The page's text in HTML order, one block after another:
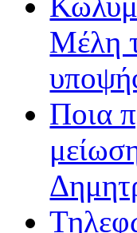
Μέλη
Ποια